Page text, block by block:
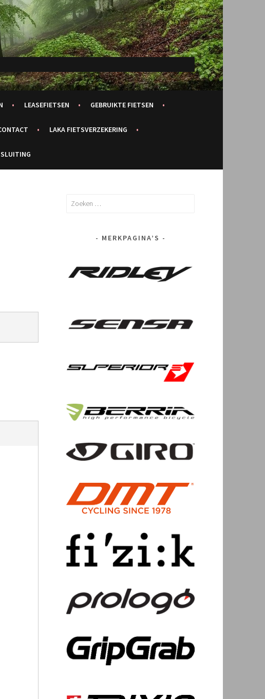
LEASEFIETSEN GEBRUIKTE FIETSEN
LAKA FIETSVERZEKERING
Zoeken
MERKPAGINA’S